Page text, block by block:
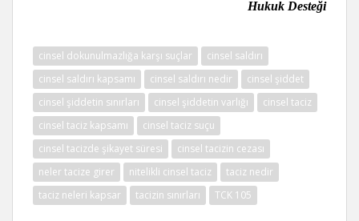
Hukuk Desteği
cinsel dokunulmazlığa karşı suçlar
cinsel saldırı
cinsel saldırı kapsamı
cinsel saldırı nedir
cinsel şiddet
cinsel şiddetin sınırları
cinsel şiddetin varlığı
cinsel taciz
cinsel taciz kapsamı
cinsel taciz suçu
cinsel tacizde şikayet süresi
cinsel tacizin cezası
neler tacize girer
nitelikli cinsel taciz
taciz nedir
taciz neleri kapsar
tacizin sınırları TCK 105